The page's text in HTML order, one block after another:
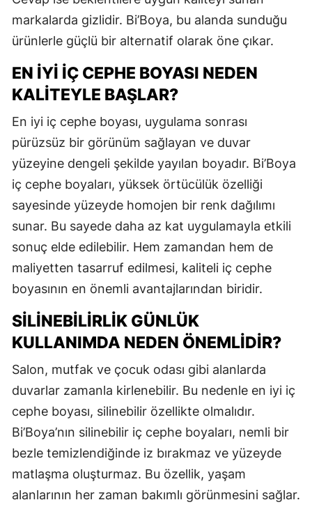
markalarda gizlidir. Bi’Boya, bu alanda sunduğu
ürünlerle güçlü bir alternatif olarak öne çıkar.
EN İYI İÇ CEPHE BOYASI NEDEN
KALITEYLE BAŞLAR?
En iyi iç cephe boyası, uygulama sonrası
pürüzsüz bir görünüm sağlayan ve duvar
yüzeyine dengeli şekilde yayılan boyadır. Bi’Boya
iç cephe boyaları, yüksek örtücülük özelliği
sayesinde yüzeyde homojen bir renk dağılımı
sunar. Bu sayede daha az kat uygulamayla etkili
sonuç elde edilebilir. Hem zamandan hem de
maliyetten tasarruf edilmesi, kaliteli iç cephe
boyasının en önemli avantajlarından biridir.
SILINEBILIRLIK GÜNLÜK
KULLANIMDA NEDEN ÖNEMLIDIR?
Salon, mutfak ve çocuk odası gibi alanlarda
duvarlar zamanla kirlenebilir. Bu nedenle en iyi iç
cephe boyası, silinebilir özellikte olmalıdır.
Bi’Boya’nın silinebilir iç cephe boyaları, nemli bir
bezle temizlendiğinde iz bırakmaz ve yüzeyde
matlaşma oluşturmaz. Bu özellik, yaşam
alanlarının her zaman bakımlı görünmesini sağlar.